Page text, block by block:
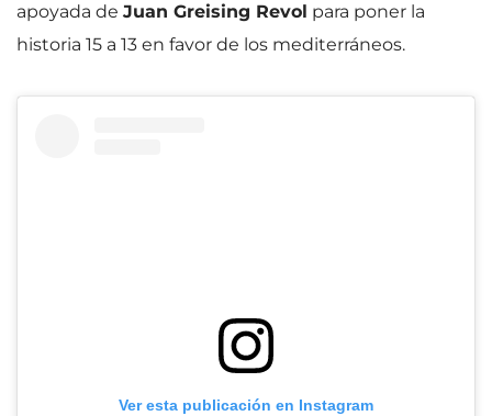
apoyada de Juan Greising Revol para poner la
historia 15 a 13 en favor de los mediterráneos.
Ver esta publicación en Instagram